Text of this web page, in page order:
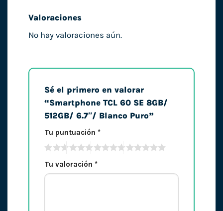
Valoraciones
No hay valoraciones aún.
Sé el primero en valorar
“Smartphone TCL 60 SE 8GB/
512GB/ 6.7″/ Blanco Puro”
Tu puntuación *
Tu valoración *